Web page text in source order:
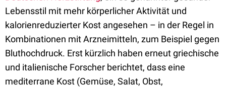
Lebensstil mit mehr körperlicher Aktivität und
kalorienreduzierter Kost angesehen – in der Regel in
Kombinationen mit Arzneimitteln, zum Beispiel gegen
Bluthochdruck. Erst kürzlich haben erneut griechische
und italienische Forscher berichtet, dass eine
mediterrane Kost (Gemüse, Salat, Obst,